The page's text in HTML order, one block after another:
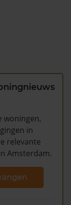
woningen,
in
relevante
Amsterdam.